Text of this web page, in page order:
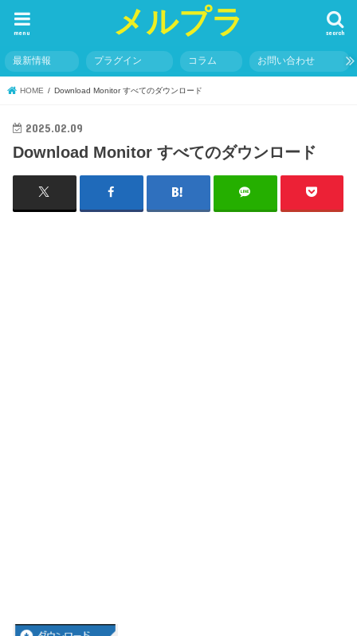
メルプラ search
menu
最新情報 プラグイン コラム お問い合わせ
HOME Download Monitor すべてのダウンロード
2025.02.09
Download Monitor すべてのダウンロード